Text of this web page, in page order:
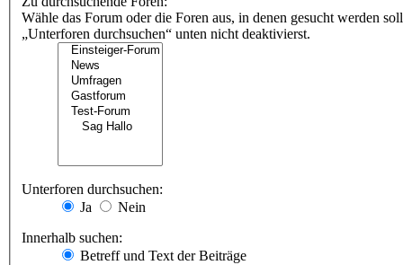
Wähle das Forum oder die Foren aus, in denen gesucht werden
„Unterforen durchsuchen“ unten nicht deaktivierst.
Unterforen durchsuchen:
Ja
Nein
Innerhalb suchen:
Betreff und Text der Beiträge